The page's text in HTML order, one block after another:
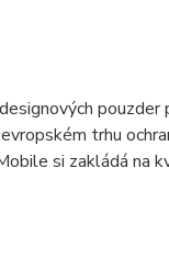
pouzder
trhu
si zakládá na